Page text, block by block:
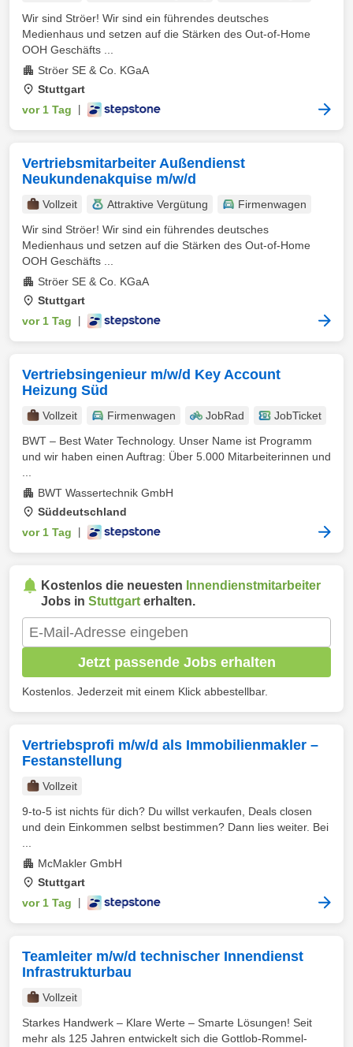
Wir sind Ströer! Wir sind ein führendes deutsches
Medienhaus und setzen auf die Stärken des Out-of-Home
OOH Geschäfts ...
Ströer SE & Co. KGaA
Stuttgart
vor 1 Tag
Vertriebsmitarbeiter Außendienst
Neukundenakquise m/w/d
Vollzeit Attraktive Vergütung
Firmenwagen
Wir sind Ströer! Wir sind ein führendes deutsches
Medienhaus und setzen auf die Stärken des Out-of-Home
OOH Geschäfts ...
Ströer SE & Co. KGaA
Stuttgart
vor 1 Tag
Vertriebsingenieur m/w/d Key Account
Heizung Süd
Vollzeit Firmenwagen JobRad
JobTicket
BWT – Best Water Technology. Unser Name ist Programm
und wir haben einen Auftrag: Über 5.000 Mitarbeiterinnen und
BWT Wassertechnik GmbH
Süddeutschland
vor 1 Tag
Kostenlos die neuesten Innendienstmitarbeiter
Jobs in Stuttgart erhalten.
Jetzt passende Jobs erhalten
Kostenlos. Jederzeit mit einem Klick abbestellbar.
Vertriebsprofi m/w/d als Immobilienmakler –
Festanstellung
Vollzeit
9-to-5 ist nichts für dich? Du willst verkaufen, Deals closen
und dein Einkommen selbst bestimmen? Dann lies weiter. Bei
McMakler GmbH
Stuttgart
vor 1 Tag
Teamleiter m/w/d technischer Innendienst
Infrastrukturbau
Vollzeit
Starkes Handwerk – Klare Werte – Smarte Lösungen! Seit
mehr als 125 Jahren entwickelt sich die Gottlob-Rommel-